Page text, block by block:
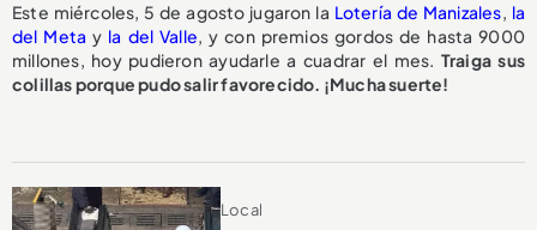
Este miércoles, 5 de agosto jugaron la Lotería de Manizales, la
del Meta y la del Valle, y con premios gordos de hasta 9000
millones, hoy pudieron ayudarle a cuadrar el mes. Traiga sus
colillas porque pudo salir favorecido. ¡Mucha suerte!
Local